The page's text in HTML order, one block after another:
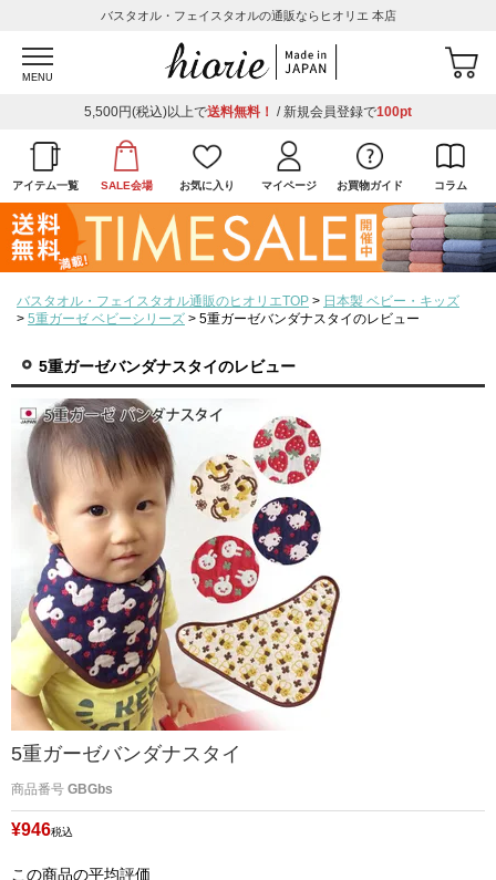
バスタオル・フェイスタオルの通販ならヒオリエ 本店
MENU
5,500円(税込)以上で送料無料！ / 新規会員登録で100pt
アイテム一覧 SALE会場 お気に入り マイページ お買物ガイド コラム
バスタオル・フェイスタオル通販のヒオリエTOP
日本製 ベビー・キッズ
5重ガーゼ ベビーシリーズ
5重ガーゼバンダナスタイのレビュー
5重ガーゼバンダナスタイのレビュー
5重ガーゼバンダナスタイ
商品番号 GBGbs
¥946税込